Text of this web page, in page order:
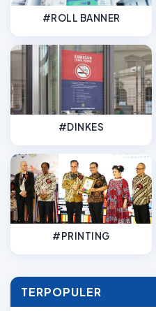
#ROLL BANNER
#DINKES
#PRINTING
TERPOPULER